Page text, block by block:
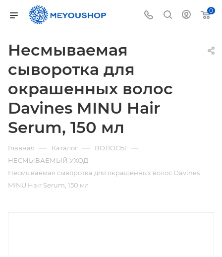
0
Несмываемая
сыворотка для
окрашенных волос
Davines MINU Hair
Serum, 150 мл
Главная — Каталог — ВОЛОСЫ —
НЕСМЫВАЕМЫЙ УХОД —
Несмываемая сыворотка для окрашенных волос Davines
MINU Hair Serum, 150 мл